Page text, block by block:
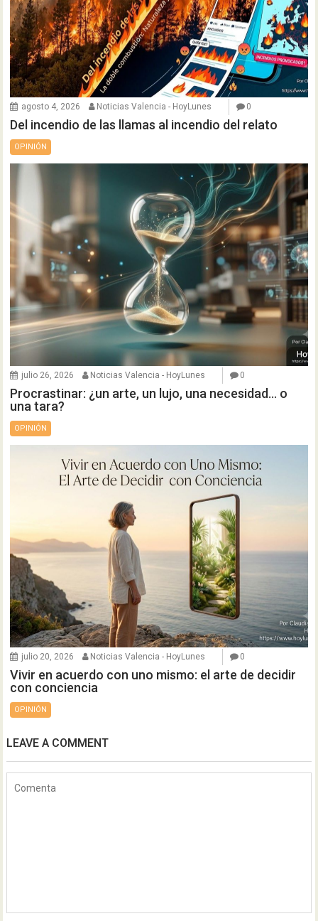
agosto 4, 2026 Noticias Valencia - HoyLunes 0
Del incendio de las llamas al incendio del relato
OPINIÓN
julio 26, 2026 Noticias Valencia - HoyLunes 0
Procrastinar: ¿un arte, un lujo, una necesidad… o
una tara?
OPINIÓN
julio 20, 2026 Noticias Valencia - HoyLunes 0
Vivir en acuerdo con uno mismo: el arte de decidir
con conciencia
OPINIÓN
LEAVE A COMMENT